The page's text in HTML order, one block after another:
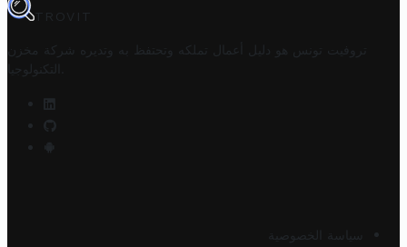
TROVIT
تروفيت تونس هو دليل أعمال تملكه وتحتفظ به وتديره
شركة مخزن
التكنولوجيا
سياسة الخصوصية